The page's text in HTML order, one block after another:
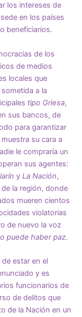
los intereses de
en los países
beneficiarios.
de los
de medios
locales que
a la
tipo Griesa,
sus bancos, de
para garantizar
su cara a
le compraría un
sus agentes:
y La Nación,
la región, donde
mueren cientos
violatorias
de nuevo la voz
puede haber paz.
estar en el
y es
funcionarios de
de delitos que
de la Nación en un